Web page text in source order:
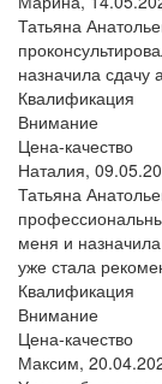
Татьяна
назначила сдачу
Квалификация
Внимание
Цена-качество
Наталия,
Татьяна
меня и
уже стала
Квалификация
Внимание
Цена-качество
Максим,